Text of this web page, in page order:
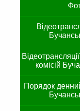
комісій
Порядок